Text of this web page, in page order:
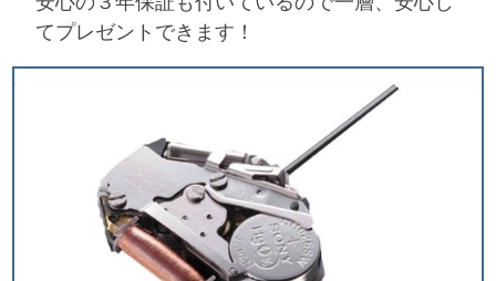
てプレゼントできます！